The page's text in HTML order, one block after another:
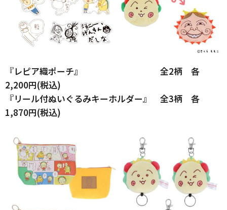
『レピア織ポーチ』 全2柄 各
2,200円(税込)
『リール付ぬいぐるみキーホルダー』 全3柄 各
1,870円(税込)